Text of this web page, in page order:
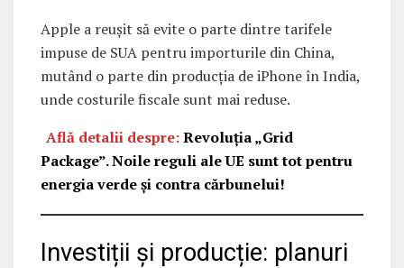
Apple a reușit să evite o parte dintre tarifele
impuse de SUA pentru importurile din China,
mutând o parte din producția de iPhone în India,
unde costurile fiscale sunt mai reduse.
Află detalii despre:Revoluția „Grid
Package”. Noile reguli ale UE sunt tot pentru
energia verde și contra cărbunelui!
Investiții și producție: planuri